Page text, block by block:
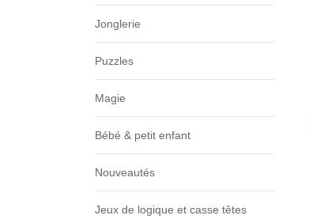
Jonglerie
Puzzles
Magie
Bébé & petit enfant
Nouveautés
Jeux de logique et casse têtes